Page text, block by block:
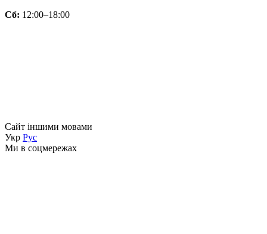
Сб: 12:00–18:00
Сайт іншими мовами
Укр Рус
Ми в соцмережах